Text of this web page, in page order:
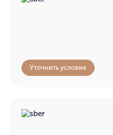
Уточнить условия